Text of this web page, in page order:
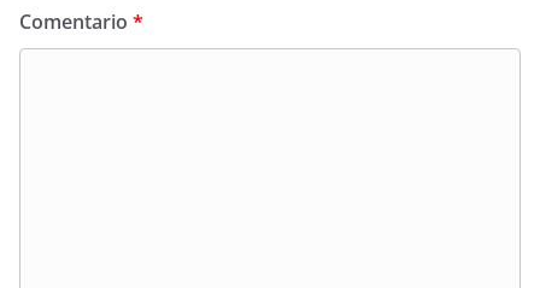
Comentario *